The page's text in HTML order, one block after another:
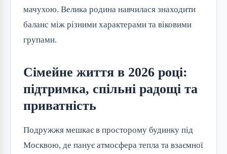
мачухою. Велика родина навчилася знаходити
баланс між різними характерами та віковими
групами.
Сімейне життя в 2026 році:
підтримка, спільні радощі та
приватність
Подружжя мешкає в просторому будинку під
Москвою, де панує атмосфера тепла та взаємної